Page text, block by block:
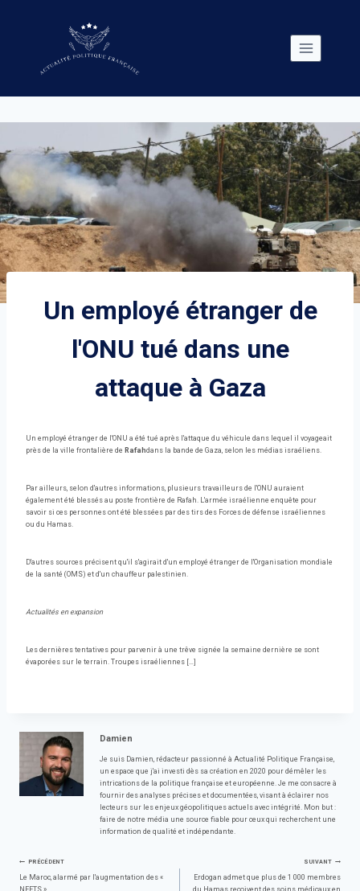
Un employé étranger de
l'ONU tué dans une
attaque à Gaza
Un employé étranger de l'ONU a été tué après l'attaque du véhicule dans lequel il voyageait
près de la ville frontalière de Rafahdans la bande de Gaza, selon les médias israéliens.
Par ailleurs, selon d'autres informations, plusieurs travailleurs de l'ONU auraient
également été blessés au poste frontière de Rafah. L'armée israélienne enquête pour
savoir si ces personnes ont été blessées par des tirs des Forces de défense israéliennes
ou du Hamas.
D'autres sources précisent qu'il s'agirait d'un employé étranger de l'Organisation mondiale
de la santé (OMS) et d'un chauffeur palestinien.
Actualités en expansion
Les dernières tentatives pour parvenir à une trêve signée la semaine dernière se sont
évaporées sur le terrain. Troupes israéliennes […]
Damien
Je suis Damien, rédacteur passionné à Actualité Politique Française,
un espace que j'ai investi dès sa création en 2020 pour démêler les
intrications de la politique française et européenne. Je me consacre à
fournir des analyses précises et documentées, visant à éclairer nos
lecteurs sur les enjeux géopolitiques actuels avec intégrité. Mon but :
faire de notre média une source fiable pour ceux qui recherchent une
information de qualité et indépendante.
Navigation
PRÉCÉDENT
Le Maroc, alarmé par l'augmentation des «
NEETS »
SUIVANT
Erdogan admet que plus de 1 000 membres
du Hamas reçoivent des soins médicaux en